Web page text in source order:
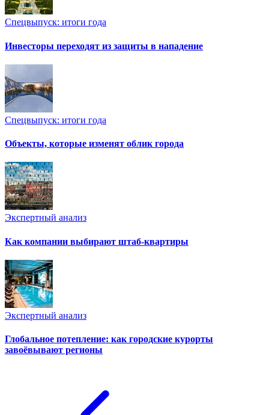
Спецвыпуск: итоги года
Инвесторы переходят из защиты в нападение
Спецвыпуск: итоги года
Объекты, которые изменят облик города
Экспертный анализ
Как компании выбирают штаб-квартиры
Экспертный анализ
Глобальное потепление: как городские курорты
завоёвывают регионы